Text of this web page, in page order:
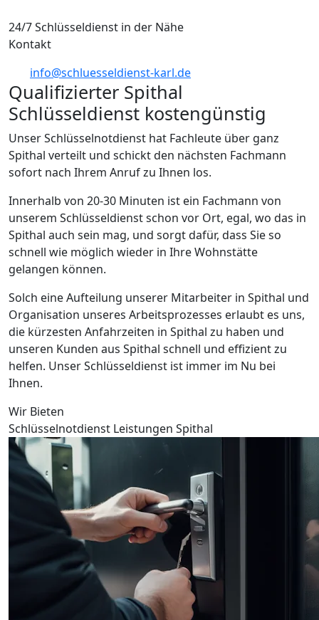
24/7 Schlüsseldienst in der Nähe
Kontakt
info@schluesseldienst-karl.de
Qualifizierter Spithal
Schlüsseldienst kostengünstig
Unser Schlüsselnotdienst hat Fachleute über ganz
Spithal verteilt und schickt den nächsten Fachmann
sofort nach Ihrem Anruf zu Ihnen los.
Innerhalb von 20-30 Minuten ist ein Fachmann von
unserem Schlüsseldienst schon vor Ort, egal, wo das in
Spithal auch sein mag, und sorgt dafür, dass Sie so
schnell wie möglich wieder in Ihre Wohnstätte
gelangen können.
Solch eine Aufteilung unserer Mitarbeiter in Spithal und
Organisation unseres Arbeitsprozesses erlaubt es uns,
die kürzesten Anfahrzeiten in Spithal zu haben und
unseren Kunden aus Spithal schnell und effizient zu
helfen. Unser Schlüsseldienst ist immer im Nu bei
Ihnen.
Wir Bieten
Schlüsselnotdienst Leistungen Spithal